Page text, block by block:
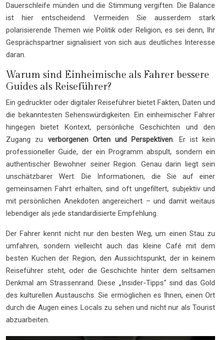
Dauerschleife münden und die Stimmung vergiften. Die Balance
ist hier entscheidend. Vermeiden Sie ausserdem stark
polarisierende Themen wie Politik oder Religion, es sei denn, Ihr
Gesprächspartner signalisiert von sich aus deutliches Interesse
daran.
Warum sind Einheimische als Fahrer bessere
Guides als Reiseführer?
Ein gedruckter oder digitaler Reiseführer bietet Fakten, Daten und
die bekanntesten Sehenswürdigkeiten. Ein einheimischer Fahrer
hingegen bietet Kontext, persönliche Geschichten und den
Zugang zu verborgenen Orten und Perspektiven. Er ist kein
professioneller Guide, der ein Programm abspult, sondern ein
authentischer Bewohner seiner Region. Genau darin liegt sein
unschätzbarer Wert. Die Informationen, die Sie auf einer
gemeinsamen Fahrt erhalten, sind oft ungefiltert, subjektiv und
mit persönlichen Anekdoten angereichert – und damit weitaus
lebendiger als jede standardisierte Empfehlung.
Der Fahrer kennt nicht nur den besten Weg, um einen Stau zu
umfahren, sondern vielleicht auch das kleine Café mit dem
besten Kuchen der Region, den Aussichtspunkt, der in keinem
Reiseführer steht, oder die Geschichte hinter dem seltsamen
Denkmal am Strassenrand. Diese „Insider-Tipps“ sind das Gold
des kulturellen Austauschs. Sie ermöglichen es Ihnen, einen Ort
durch die Augen eines Locals zu sehen und nicht nur als Tourist
abzuarbeiten.